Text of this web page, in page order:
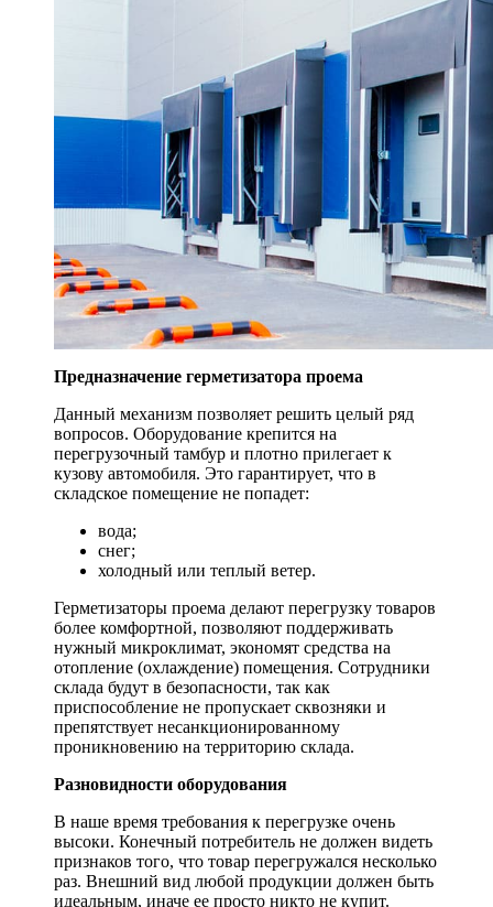
Предназначение герметизатора проема
Данный механизм позволяет решить целый ряд
вопросов. Оборудование крепится на
перегрузочный тамбур и плотно прилегает к
кузову автомобиля. Это гарантирует, что в
складское помещение не попадет:
вода;
снег;
холодный или теплый ветер.
Герметизаторы проема делают перегрузку товаров
более комфортной, позволяют поддерживать
нужный микроклимат, экономят средства на
отопление (охлаждение) помещения. Сотрудники
склада будут в безопасности, так как
приспособление не пропускает сквозняки и
препятствует несанкционированному
проникновению на территорию склада.
Разновидности оборудования
В наше время требования к перегрузке очень
высоки. Конечный потребитель не должен видеть
признаков того, что товар перегружался несколько
раз. Внешний вид любой продукции должен быть
идеальным, иначе ее просто никто не купит.